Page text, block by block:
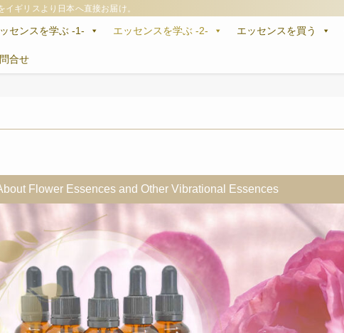
ギリスより日本へ直接お届け。
センスを学ぶ -1- エッセンスを学ぶ -2- エッセンスを買う
合せ
Flower Essences and Other Vibrational Essences